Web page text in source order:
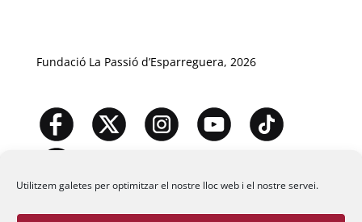
Utilitzem galetes per optimitzar el nostre lloc web i el nostre servei.
Fundació La Passió d’Esparreguera, 2026